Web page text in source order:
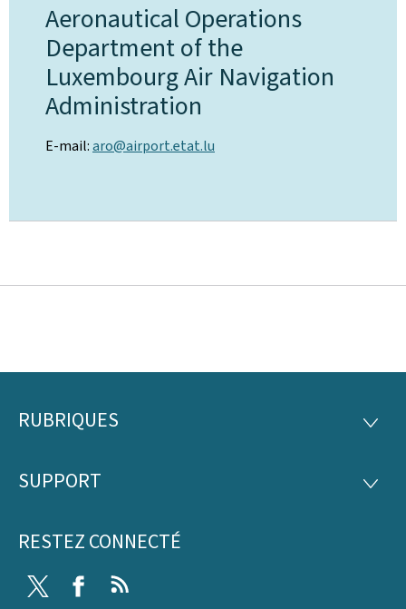
Aeronautical Operations
Department of the
Luxembourg Air Navigation
Administration
E-mail:aro@airport.etat.lu
Pied
page
RUBRIQUES
SUPPORT
RESTEZ CONNECTÉ
Twitter Facebook